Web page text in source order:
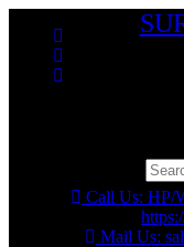
content
for:
Call Us: HP/
Mail Us: